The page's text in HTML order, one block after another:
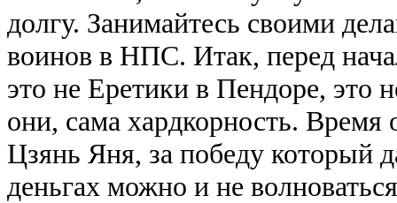
долгу. Занимайтесь своими
воинов в НПС. Итак, перед
это не Еретики в Пендоре, это
они, сама хардкорность. Время
Цзянь Яня, за победу который
деньгах можно и не